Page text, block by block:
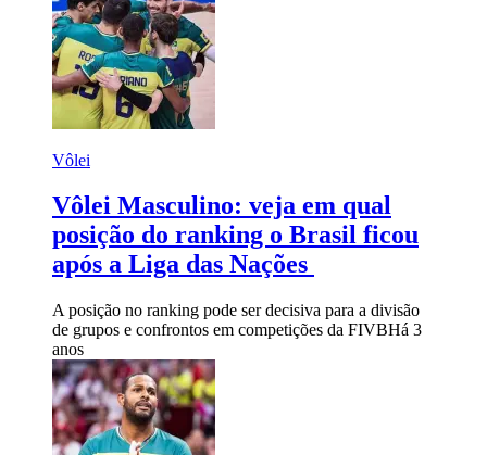
Vôlei
Vôlei Masculino: veja em qual
posição do ranking o Brasil ficou
após a Liga das Nações
A posição no ranking pode ser decisiva para a divisão
de grupos e confrontos em competições da FIVBHá 3
anos